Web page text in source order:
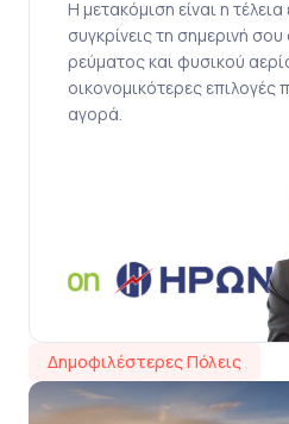
Η μετακόμιση είναι η
συγκρίνεις τη σημερινή
ρεύματος και φυσικού
οικονομικότερες
αγορά.
Δημοφιλέστερες Πόλεις